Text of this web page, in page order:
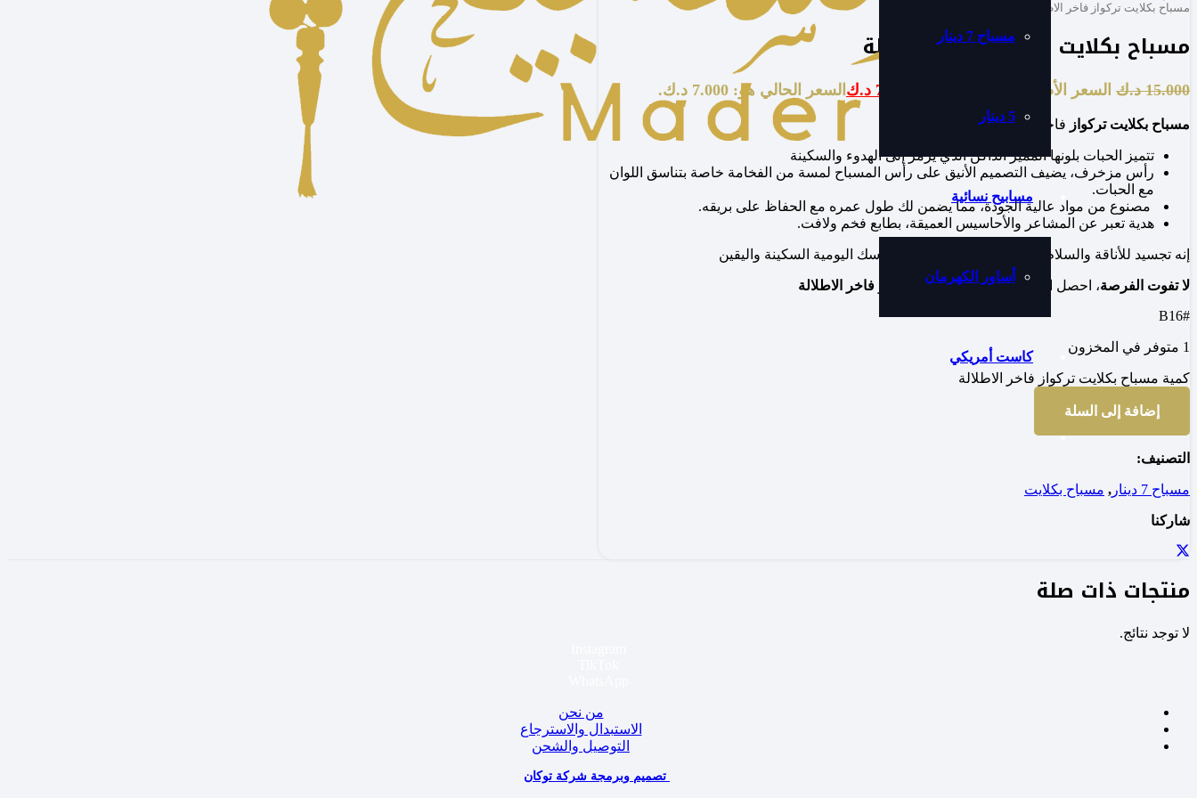
مسباح 7 دينار
5 دينار
مسابيح نسائية
أساور الكهرمان
كاست أمريكي
مسباح بكلايت تركواز فاخر الاطلالة
مسباح بكلايت تركواز فاخر الاطلالة
15.000 د.ك السعر الأصلي هو: 15.000 د.ك. 7.000 د.ك السعر الحالي هو: 7.000 د.ك.
مسباح بكلايت تركواز فاخر الاطلالة
تتميز الحبات بلونها المميز الداكن الذي يرمز إلى الهدوء والسكينة
رأس مزخرف، يضيف التصميم الأنيق على رأس المسباح لمسة من الفخامة خاصة بتناسق اللوان
مع الحبات.
مصنوع من مواد عالية الجودة، مما يضمن لك طول عمره مع الحفاظ على بريقه.
هدية تعبر عن المشاعر والأحاسيس العميقة، بطابع فخم ولافت.
إنه تجسيد للأناقة والسلام الداخلي. مسباح يضيف لطقوسك اليومية السكينة واليقين
لا تفوت الفرصة، احصل الآن على مسباح بكلايت تركواز فاخر الاطلالة
#B16
1 متوفر في المخزون
كمية مسباح بكلايت تركواز فاخر الاطلالة
إضافة إلى السلة
التصنيف:
مسباح 7 دينار , مسباح بكلايت
شاركنا
منتجات ذات صلة
لا توجد نتائج.
من نحن
الاستبدال والاسترجاع
التوصيل والشحن
تصميم وبرمجة شركة توكان